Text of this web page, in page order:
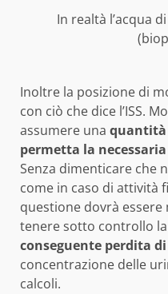
In realtà l’acqua
Inoltre la posizione di
con ciò che dice l’ISS.
assumere una quantità
permetta la
Senza dimenticare che
come in caso di attività
questione dovrà
tenere sotto controllo la
conseguente perdita
concentrazione delle
calcoli.